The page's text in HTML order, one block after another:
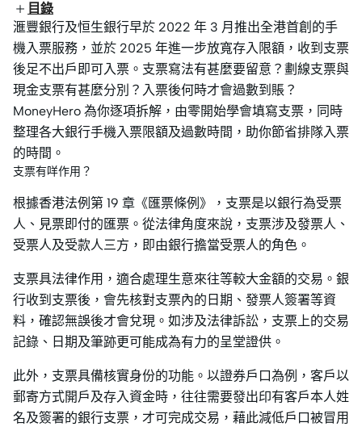
目錄
滙豐銀行及恒生銀行早於 2022 年 3 月推出全港首創的手
機入票服務，並於 2025 年進一步放寬存入限額，收到支票
後足不出戶即可入票。支票寫法有甚麼要留意？劃線支票與
現金支票有甚麼分別？入票後何時才會過數到賬？
MoneyHero 為你逐項拆解，由零開始學會填寫支票，同時
整理各大銀行手機入票限額及過數時間，助你節省排隊入票
的時間。
支票有咩作用？
根據香港法例第 19 章《匯票條例》，支票是以銀行為受票
人、見票即付的匯票。從法律角度來說，支票涉及發票人、
受票人及受款人三方，即由銀行擔當受票人的角色。
支票具法律作用，適合處理生意來往等較大金額的交易。銀
行收到支票後，會先核對支票內的日期、發票人簽署等資
料，確認無誤後才會兌現。如涉及法律訴訟，支票上的交易
記錄、日期及筆跡更可能成為有力的呈堂證供。
此外，支票具備核實身份的功能。以證券戶口為例，客戶以
郵寄方式開戶及存入資金時，往往需要發出印有客戶本人姓
名及簽署的銀行支票，才可完成交易，藉此減低戶口被冒用